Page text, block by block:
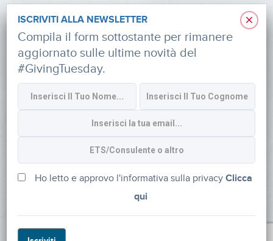
Tel: +39 02 47924880
CF: 91374340379
SOCIAL
×
ISCRIVITI ALLA NEWSLETTER
Compila il form sottostante per rimanere
aggiornato sulle ultime novità del
#GivingTuesday.
Ho letto e approvo l'informativa sulla privacyClicca
qui
Powered by